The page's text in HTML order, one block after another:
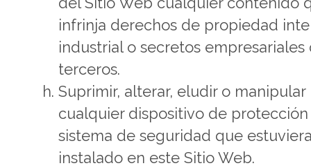
infrinja derechos de propiedad
industrial o secretos empresariales
terceros.
Suprimir, alterar, eludir o manipular
cualquier dispositivo de
sistema de seguridad que
instalado en este Sitio Web.